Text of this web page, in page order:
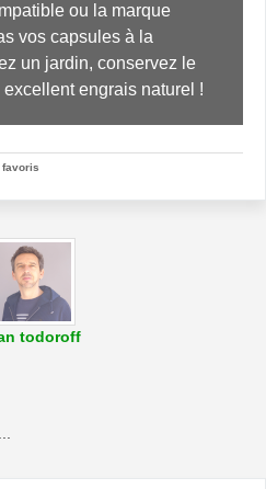
ou la marque
vos capsules à la
un jardin, conservez le
engrais naturel !
favoris
todoroff